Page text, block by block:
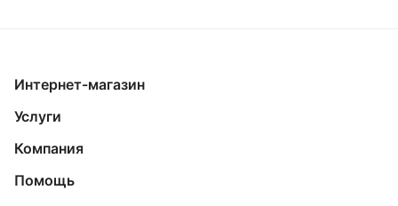
Интернет-магазин
Услуги
Компания
Помощь